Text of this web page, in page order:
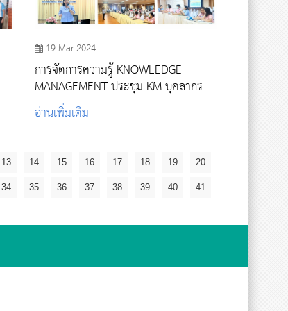
19 Mar 2024
การจัดการความรู้ KNOWLEDGE
MANAGEMENT ประชุม KM บุคลากร
สายสนับสนุน
อ่านเพิ่มเติม
13 14 15 16 17 18 19 20
34 35 36 37 38 39 40 41